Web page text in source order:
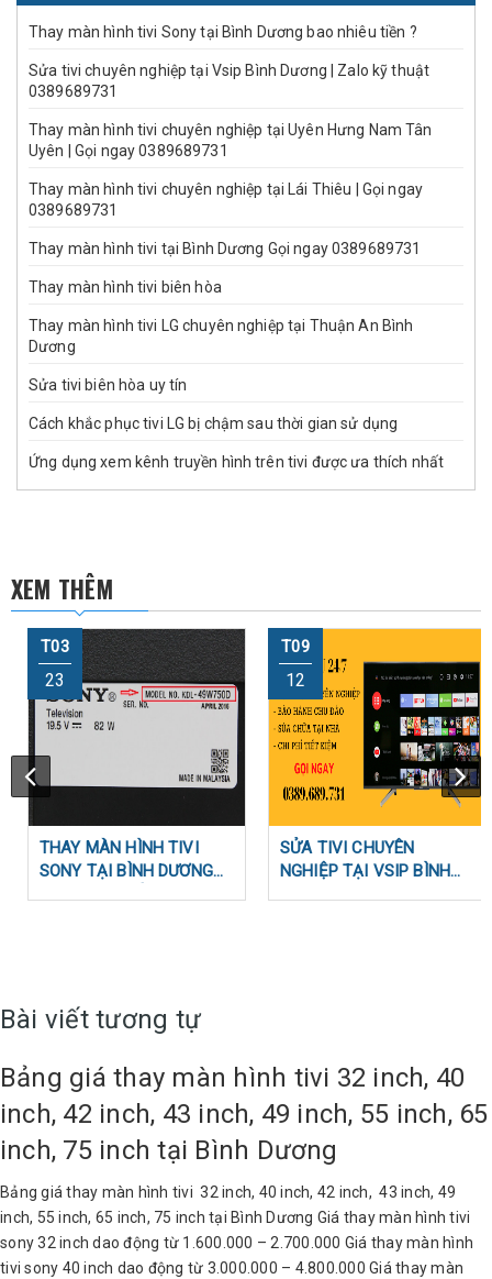
Thay màn hình tivi Sony tại Bình Dương bao nhiêu tiền ?
Sửa tivi chuyên nghiệp tại Vsip Bình Dương | Zalo kỹ thuật
0389689731
Thay màn hình tivi chuyên nghiệp tại Uyên Hưng Nam Tân
Uyên | Gọi ngay 0389689731
Thay màn hình tivi chuyên nghiệp tại Lái Thiêu | Gọi ngay
0389689731
Thay màn hình tivi tại Bình Dương Gọi ngay 0389689731
Thay màn hình tivi biên hòa
Thay màn hình tivi LG chuyên nghiệp tại Thuận An Bình
Dương
Sửa tivi biên hòa uy tín
Cách khắc phục tivi LG bị chậm sau thời gian sử dụng
Ứng dụng xem kênh truyền hình trên tivi được ưa thích nhất
XEM THÊM
T03
23
THAY MÀN HÌNH TIVI
SONY TẠI BÌNH DƯƠNG
T09
12
SỬA TIVI CHUYÊN
NGHIỆP TẠI VSIP BÌNH
Bài viết tương tự
Bảng giá thay màn hình tivi 32 inch, 40
inch, 42 inch, 43 inch, 49 inch, 55 inch, 65
inch, 75 inch tại Bình Dương
Bảng giá thay màn hình tivi 32 inch, 40 inch, 42 inch, 43 inch, 49
inch, 55 inch, 65 inch, 75 inch tại Bình Dương Giá thay màn hình tivi
sony 32 inch dao động từ 1.600.000 – 2.700.000 Giá thay màn hình
tivi sony 40 inch dao động từ 3.000.000 – 4.800.000 Giá thay màn